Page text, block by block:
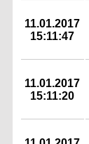
11.01.2017
15:11:47
11.01.2017
15:11:20